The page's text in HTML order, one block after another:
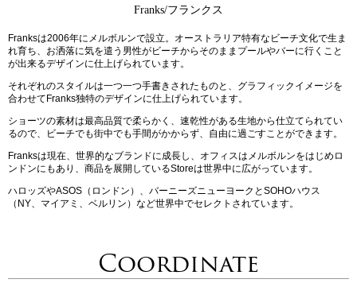
Franks/フランクス
Franksは2006年にメルボルンで設立。オーストラリア特有なビーチ文化で生ま
れ育ち、お洒落に気を遣う男性がビーチからそのままプールやバーに行くこと
が出来るデザインに仕上げられています。
それぞれのスタイルは一つ一つ手書きされたものと、グラフィックイメージを
合わせてFranks独特のデザインに仕上げられています。
ショーツの素材は最高品質で柔らかく、速乾性がある生地から仕立てられてい
るので、ビーチでも街中でも手間がかからず、自由に過ごすことができます。
Franksは現在、世界的なブランドに成長し、オフィスはメルボルンをはじめロ
ンドンにもあり、商品を展開しているStoreは世界中に広がっています。
ハロッズやASOS（ロンドン）、バーニーズニューヨークとSOHOハウス
（NY、マイアミ、ベルリン）など世界中でセレクトされています。
Coordinate